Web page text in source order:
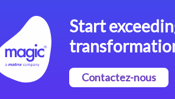
Start
Contactez-nous